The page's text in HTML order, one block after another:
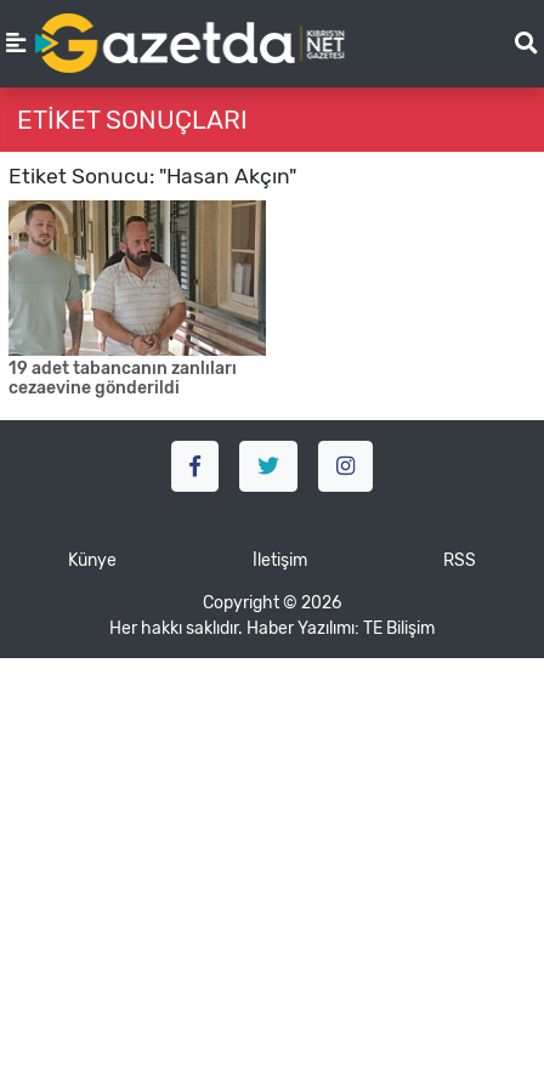
ETIKET SONUÇLARI
Etiket Sonucu: "Hasan Akçın"
19 adet tabancanın zanlıları
cezaevine gönderildi
Künye İletişim RSS
Copyright © 2026
Her hakkı saklıdır. Haber Yazılımı: TE Bilişim